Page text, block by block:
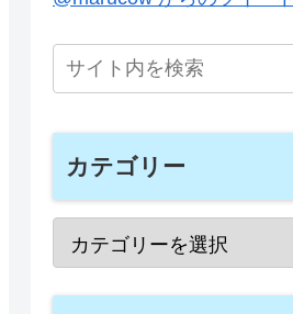
カテゴリー